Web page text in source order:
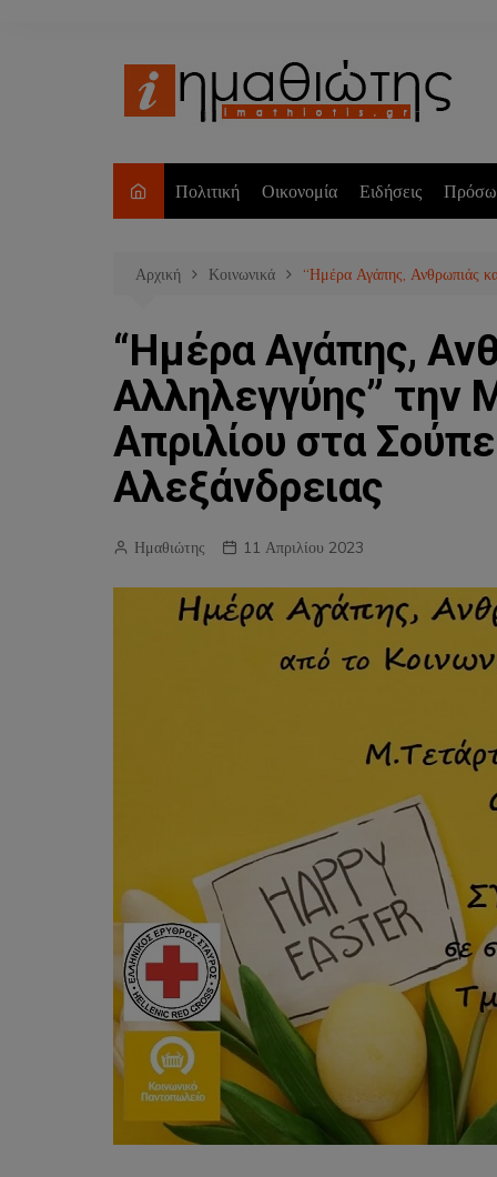
Πολιτική Οικονομία Ειδήσεις
Αρχική Κοινωνικά “Ημέρα Αγάπης, Ανθρωπιάς
“Ημέρα Αγάπης,
Αλληλεγγύης” την
Απριλίου στα
Αλεξάνδρειας
Ημαθιώτης 11 Απριλίου 2023